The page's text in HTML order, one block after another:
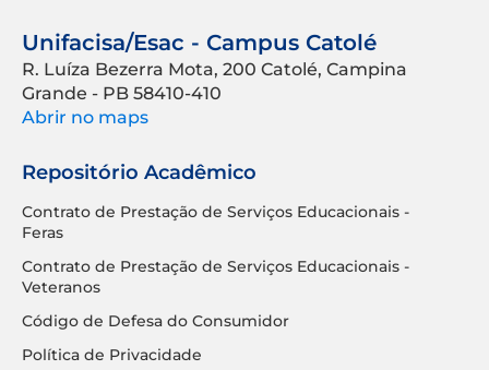
Unifacisa/Esac - Campus Catolé
R. Luíza Bezerra Mota, 200 Catolé, Campina
Grande - PB 58410-410
Abrir no maps
Repositório Acadêmico
Contrato de Prestação de Serviços Educacionais -
Feras
Contrato de Prestação de Serviços Educacionais -
Veteranos
Código de Defesa do Consumidor
Política de Privacidade